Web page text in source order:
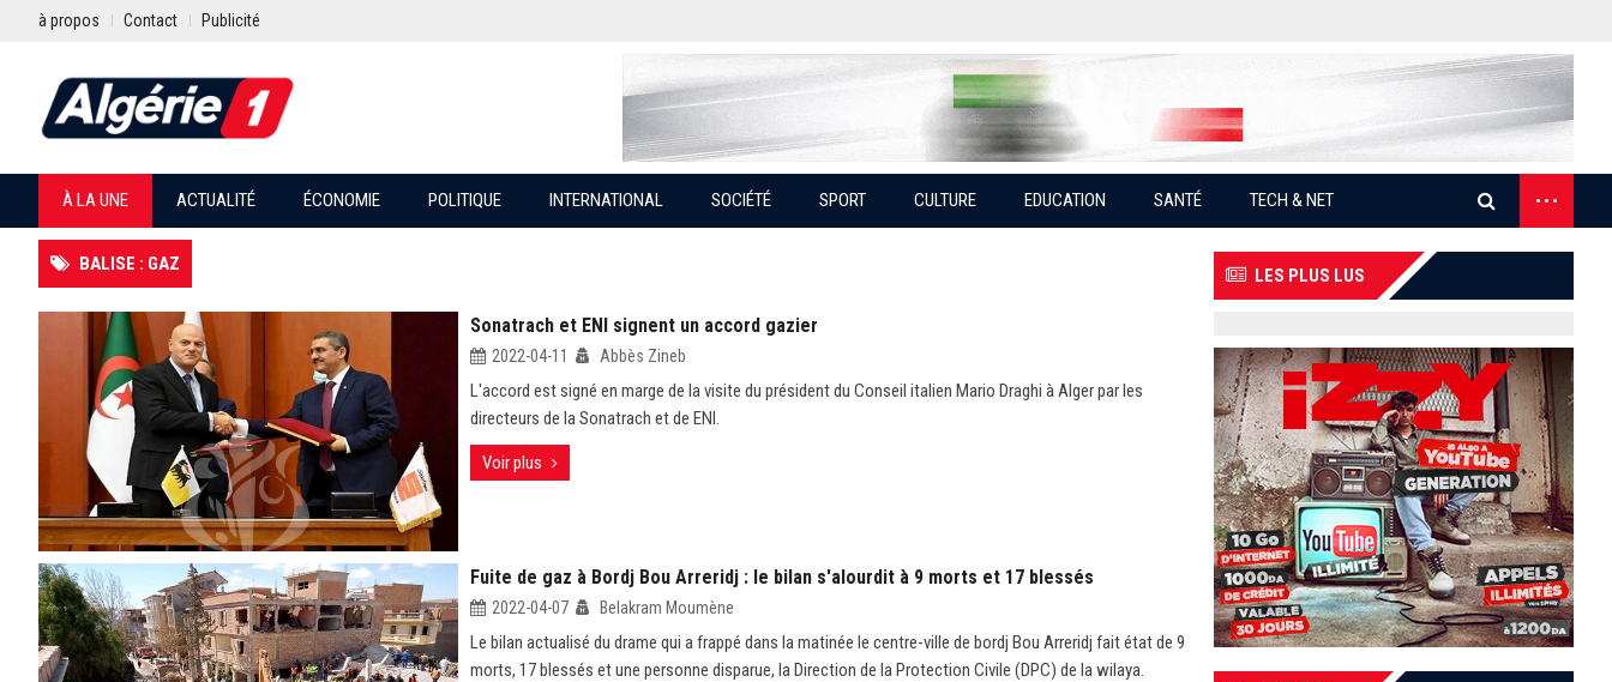
à propos Contact Publicité
À LA UNE ACTUALITÉ ÉCONOMIE POLITIQUE INTERNATIONAL SOCIÉTÉ SPORT CULTURE EDUCATION SANTÉ TECH & NET ...
BALISE : GAZ
Sonatrach et ENI signent un accord gazier
2022-04-11 Abbès Zineb
L'accord est signé en marge de la visite du président du Conseil italien Mario Draghi à Alger par les
directeurs de la Sonatrach et de ENI.
Voir plus
Fuite de gaz à Bordj Bou Arreridj : le bilan s'alourdit à 9 morts et 17 blessés
2022-04-07 Belakram Moumène
Le bilan actualisé du drame qui a frappé dans la matinée le centre-ville de bordj Bou Arreridj fait état de 9
morts, 17 blessés et une personne disparue, la Direction de la Protection Civile (DPC) de la wilaya.
LES PLUS LUS